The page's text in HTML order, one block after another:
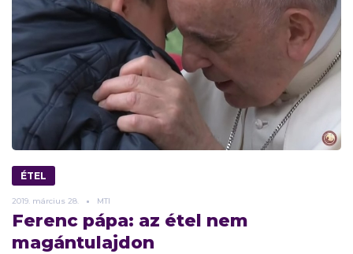
ÉTEL
2019. március 28. MTI
Ferenc pápa: az étel nem
magántulajdon